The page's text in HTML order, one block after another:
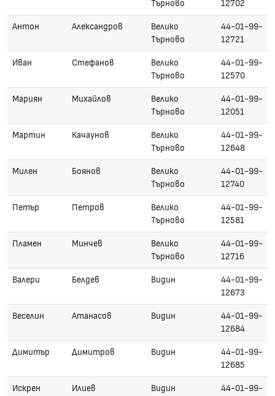
Търново 12702
Антон Александров
Велико
Търново
44-01-99-
12721
Иван Стефанов
Велико
Търново
44-01-99-
12570
Мариян Михайлов
Велико
Търново
44-01-99-
12051
Мартин Качаунов
Велико
Търново
44-01-99-
12648
Милен Боянов
Велико
Търново
44-01-99-
12740
Петър Петров
Велико
Търново
44-01-99-
12581
Пламен Минчев
Велико
Търново
44-01-99-
12716
Валери Белдев Видин
44-01-99-
12673
Веселин Атанасов Видин
44-01-99-
12684
Димитър Димитров Видин
44-01-99-
12685
Искрен Илиев Видин
44-01-99-